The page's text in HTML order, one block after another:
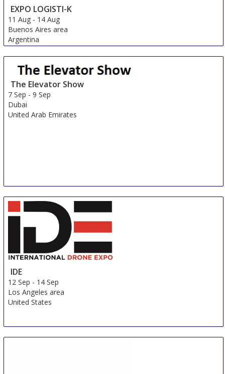
EXPO LOGISTI-K
11 Aug - 14 Aug
Buenos Aires area
Argentina
The Elevator Show
7 Sep -9 Sep
Dubai
United Arab Emirates
IDE
12 Sep - 14 Sep
Los Angeles area
United States